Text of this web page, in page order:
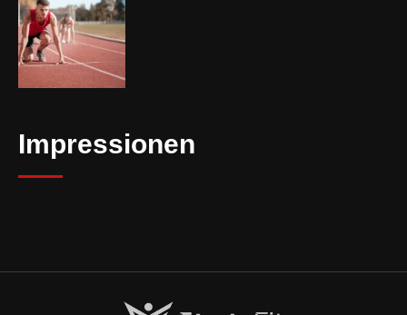
Impressionen